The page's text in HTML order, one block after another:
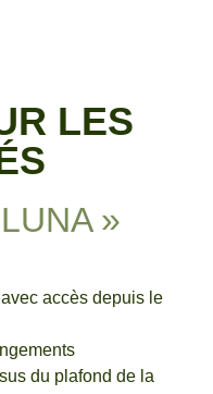
LES
»
accès depuis le
du plafond de la